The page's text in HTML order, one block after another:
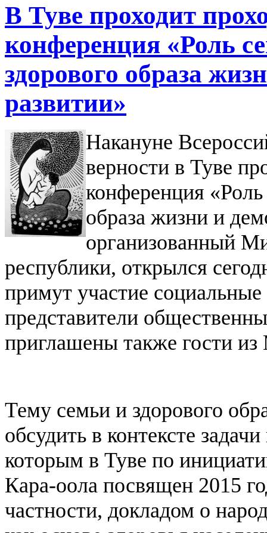
В Туве проходит
конференция «Роль
здорового образа
развитии»
Накануне
верности в Туве
конференция
образа жизни и
организованный
республики, открылся
примут участие
представители
приглашены также гости
Тему семьи и здорового
обсудить в контексте
которым в Туве по
Кара-оола посвящен 2015
частности, докладом о